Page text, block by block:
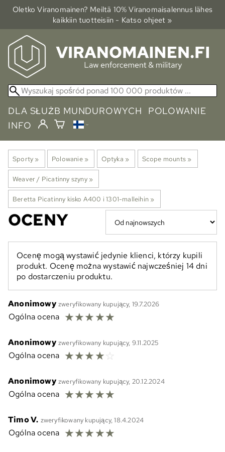
Oletko Viranomainen? Meiltä 10% Viranomais­alennus lähes
kaikkiin tuotteisiin - Katso ohjeet »
DLA SŁUŻB MUNDUROWYCH
POLOWANIE
INFO
Sporty ‪» Polowanie ‪» Optyka ‪» Scope mounts ‪»
Weaver / Picatinny szyny ‪»
Beretta Picatinny kisko A400 i 1301-malleihin ‪»
OCENY
Ocenę mogą wystawić jedynie klienci, którzy kupili
produkt. Ocenę można wystawić najwcześniej 14 dni
po dostarczeniu produktu.
Anonimowy zweryfikowany kupujący, 19.7.2026
Ogólna ocena ☆☆☆☆☆
Anonimowy zweryfikowany kupujący, 9.11.2025
Ogólna ocena ☆☆☆☆☆
Anonimowy zweryfikowany kupujący, 20.12.2024
Ogólna ocena ☆☆☆☆☆
Timo V. zweryfikowany kupujący, 18.4.2024
Ogólna ocena ☆☆☆☆☆